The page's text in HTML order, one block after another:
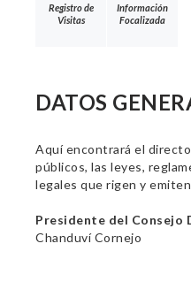
Registro de
Visitas
Información
Focalizada
DATOS
Aquí encontrará el
públicos, las leyes,
legales que rigen y
Presidente del Consejo
Chanduví Cornejo